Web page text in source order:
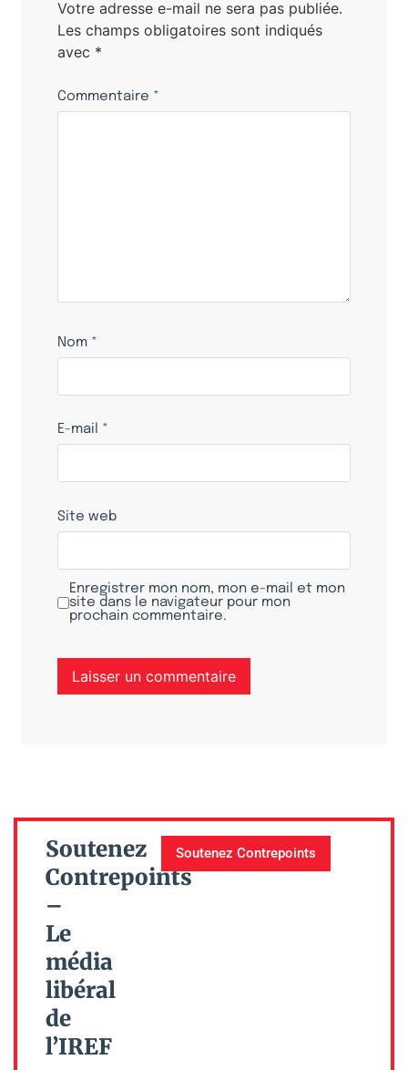
Votre adresse e-mail ne sera pas publiée.
Les champs obligatoires sont indiqués
avec *
Commentaire *
Nom *
E-mail *
Site web
Enregistrer mon nom, mon e-mail et mon
site dans le navigateur pour mon
prochain commentaire.
Soutenez
Contrepoints
–
Le
média
libéral
de
l’IREF
Soutenez Contrepoints